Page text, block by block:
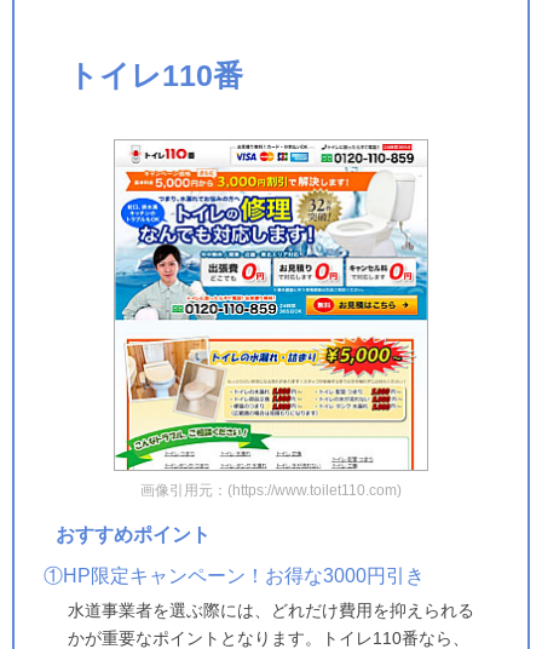
トイレ110番
画像引用元：(https://www.toilet110.com)
おすすめポイント
①HP限定キャンペーン！お得な3000円引き
水道事業者を選ぶ際には、どれだけ費用を抑えられる
かが重要なポイントとなります。トイレ110番なら、